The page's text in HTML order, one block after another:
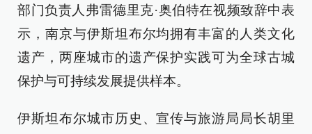
部门负责人弗雷德里克·奥伯特在视频致辞中表
示，南京与伊斯坦布尔均拥有丰富的人类文化
遗产，两座城市的遗产保护实践可为全球古城
保护与可持续发展提供样本。
伊斯坦布尔城市历史、宣传与旅游局局长胡里